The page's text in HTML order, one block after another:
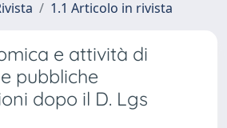
1.1 Articolo in rivista
e attività di
pubbliche
dopo il D. Lgs